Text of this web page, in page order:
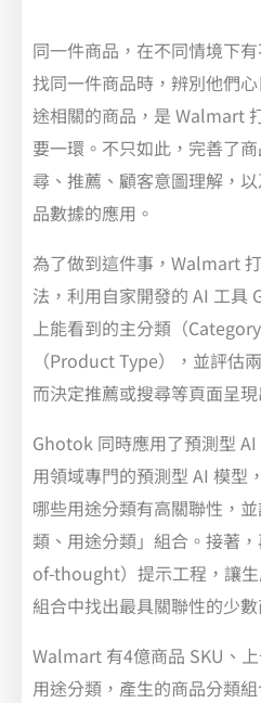
同一件商品，在不同情境下
找同一件商品時，辨別他們
途相關的商品，是 Walmart
要一環。不只如此，完善了
尋、推薦、顧客意圖理解，
品數據的應用。
為了做到這件事，Walmart
法，利用自家開發的 AI 工具
上能看到的主分類（
（Product Type），並評估
而決定推薦或搜尋等頁面呈
Ghotok 同時應用了預測型
用領域專門的預測型 AI 模型
哪些用途分類有高關聯性，
類、用途分類」組合。接著
of-thought）提示工程，讓
組合中找出最具關聯性的少
Walmart 有4億商品 SKU、
用途分類，產生的商品分類